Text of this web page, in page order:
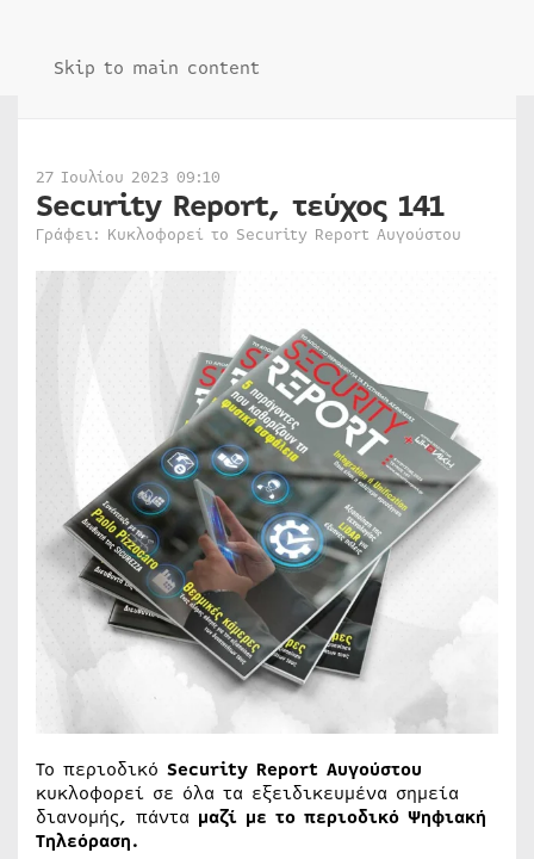
Skip to main content
27 Ιουλίου 2023 09:10
Security Report, τεύχος 141
Γράφει: Κυκλοφορεί το Security Report Αυγούστου
Το περιοδικό Security Report Αυγούστου
κυκλοφορεί σε όλα τα εξειδικευμένα σημεία
διανομής, πάντα μαζί με το περιοδικό Ψηφιακή
Τηλεόραση.